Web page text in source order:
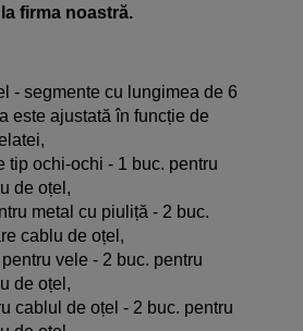
firma noastră.
- segmente cu lungimea de 6
este ajustată în funcție de
tip ochi-ochi - 1 buc. pentru
de oțel,
metal cu piuliță - 2 buc.
cablu de oțel,
vele - 2 buc. pentru
de oțel,
cablul de oțel - 2 buc. pentru